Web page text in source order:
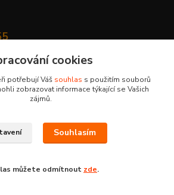
na
Eshop-rychle.cz
cookies
potřebují Váš souhlas s použitím souborů
zobrazovat informace týkající se Vašich
zájmů.
Souhlasím
můžete odmítnout zde.